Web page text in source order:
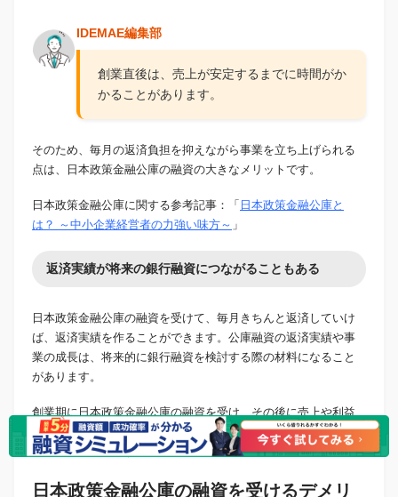
IDEMAE編集部
創業直後は、売上が安定するまでに時間がか
かることがあります。
そのため、毎月の返済負担を抑えながら事業を立ち上げられる
点は、日本政策金融公庫の融資の大きなメリットです。
日本政策金融公庫に関する参考記事：「 日本政策金融公庫と
は？ ～中小企業経営者の力強い味方～ 」
返済実績が将来の銀行融資につながることもある
日本政策金融公庫の融資を受けて、毎月きちんと返済していけ
ば、返済実績を作ることができます。公庫融資の返済実績や事
業の成長は、将来的に銀行融資を検討する際の材料になること
があります。
創業期に日本政策金融公庫の融資を受け、その後に売上や利益
を伸ばし、銀行との取引を広げていく流れは、資金調達の考え
方として現実的です。
日本政策金融公庫の融資を受けるデメリ